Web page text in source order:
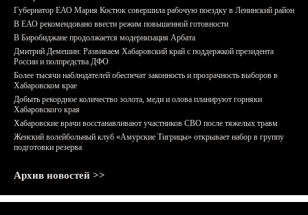
Губернатор ЕАО Мария Костюк совершила рабочую поездку в Ленинский район
В ЕАО рекомендовано ввести режим повышенной готовности
В Биробиджане продолжается модернизация Арбата
Дмитрий Демешин: Развиваем Хабаровский край с поддержкой президента
России и полпредства ДФО
Более тысячи наблюдателей обеспечат законность и прозрачность выборов в
Хабаровском крае
Добыть рекордное количество золота, меди и олова планируют горняки
Хабаровского края
Хабаровские врачи восстанавливают участников СВО после тяжелых травм
Женский волейбольный клуб «Амурские Тигрицы» открывает набор в группу
подготовки резерва
Архив новостей >>